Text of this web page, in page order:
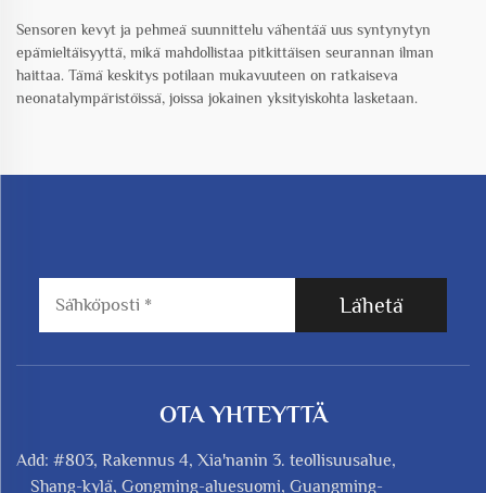
Sensoren kevyt ja pehmeä suunnittelu vähentää uus syntynytyn
epämieltäisyyttä, mikä mahdollistaa pitkittäisen seurannan ilman
haittaa. Tämä keskitys potilaan mukavuuteen on ratkaiseva
neonatalympäristöissä, joissa jokainen yksityiskohta lasketaan.
Lähetä
OTA YHTEYTTÄ
Add: #803, Rakennus 4, Xia'nanin 3. teollisuusalue,
Shang-kylä, Gongming-aluesuomi, Guangming-